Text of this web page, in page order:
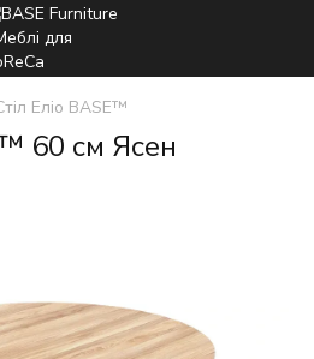
Еліо BASE™
60 см Ясен